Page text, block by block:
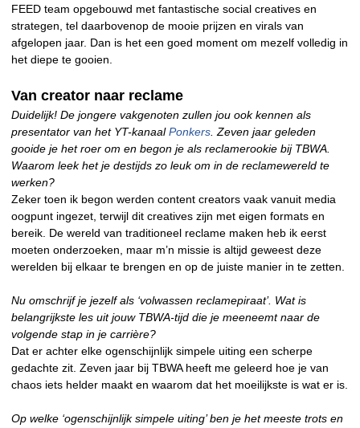
FEED team opgebouwd met fantastische social creatives en
strategen, tel daarbovenop de mooie prijzen en virals van
afgelopen jaar. Dan is het een goed moment om mezelf volledig in
het diepe te gooien.
Van creator naar reclame
Duidelijk! De jongere vakgenoten zullen jou ook kennen als
presentator van het YT-kanaalPonkers . Zeven jaar geleden
gooide je het roer om en begon je als reclamerookie bij TBWA.
Waarom leek het je destijds zo leuk om in de reclamewereld te
werken?
Zeker toen ik begon werden content creators vaak vanuit media
oogpunt ingezet, terwijl dit creatives zijn met eigen formats en
bereik. De wereld van traditioneel reclame maken heb ik eerst
moeten onderzoeken, maar m’n missie is altijd geweest deze
werelden bij elkaar te brengen en op de juiste manier in te zetten.
Nu omschrijf je jezelf als ‘volwassen reclamepiraat’. Wat is
belangrijkste les uit jouw TBWA-tijd die je meeneemt naar de
volgende stap in je carrière?
Dat er achter elke ogenschijnlijk simpele uiting een scherpe
gedachte zit. Zeven jaar bij TBWA heeft me geleerd hoe je van
chaos iets helder maakt en waarom dat het moeilijkste is wat er is.
Op welke ‘ogenschijnlijk simpele uiting’ ben je het meeste trots en